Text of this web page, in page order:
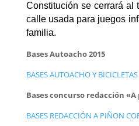
Constitución se cerrará al
calle usada para juegos
familia.
Bases Autoacho 2015
BASES AUTOACHO Y
Bases concurso redacción
BASES REDACCIÓN A PIÑON